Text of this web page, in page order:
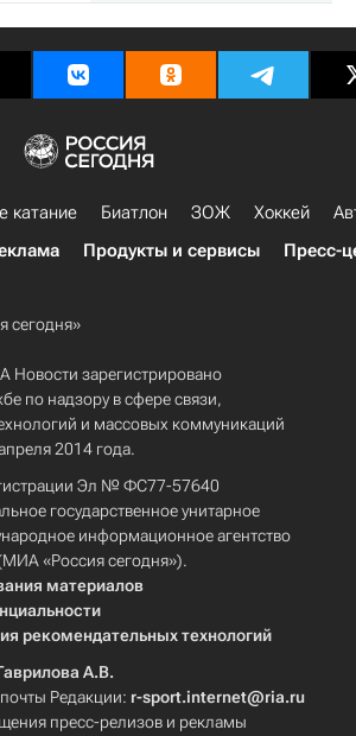
катание Биатлон ЗОЖ Хоккей
Продукты и сервисы Пресс-
сегодня»
Новости зарегистрировано
по надзору в сфере связи,
и массовых коммуникаций
2014 года.
Эл № ФС77-57640
государственное унитарное
информационное агентство
«Россия сегодня»).
материалов
рекомендательных технологий
А.В.
Редакции: r-sport.internet@ria.ru
пресс-релизов и рекламы